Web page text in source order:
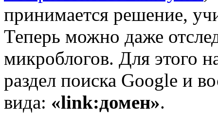
принимается решение,
Теперь можно даже
микроблогов. Для этого
раздел поиска Google и
вида: «link:домен».